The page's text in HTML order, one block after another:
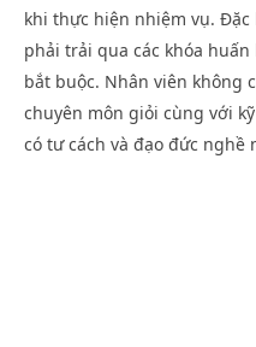
khi thực hiện nhiệm vụ.
phải trải qua các khóa
bắt buộc. Nhân viên không
chuyên môn giỏi cùng với
có tư cách và đạo đức nghề